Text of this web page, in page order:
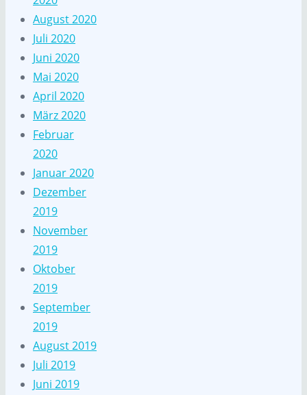
August 2020
Juli 2020
Juni 2020
Mai 2020
April 2020
März 2020
Februar
2020
Januar 2020
Dezember
2019
November
2019
Oktober
2019
September
2019
August 2019
Juli 2019
Juni 2019